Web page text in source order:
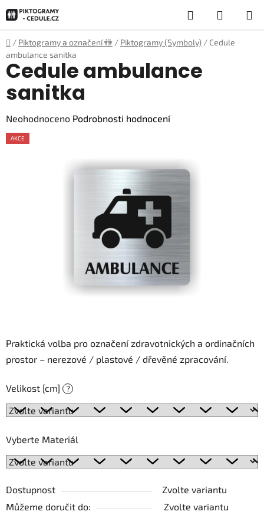
na
obsah
Hledat
KOŠÍK
Domů
/ Piktogramy a označení 🚻 / Piktogramy (Symboly) / Cedule
ambulance sanitka
Praktická volba pro označení zdravotnických a ordinačních
prostor – nerezové / plastové / dřevěné zpracování.
Velikost [cm] ?
Vyberte Materiál
Dostupnost
Zvolte variantu
Můžeme doručit do:
Zvolte variantu
Cedule ambulance
sanitka
Průměrné
hodnocení
Neohodnoceno Podrobnosti hodnocení
AKCE